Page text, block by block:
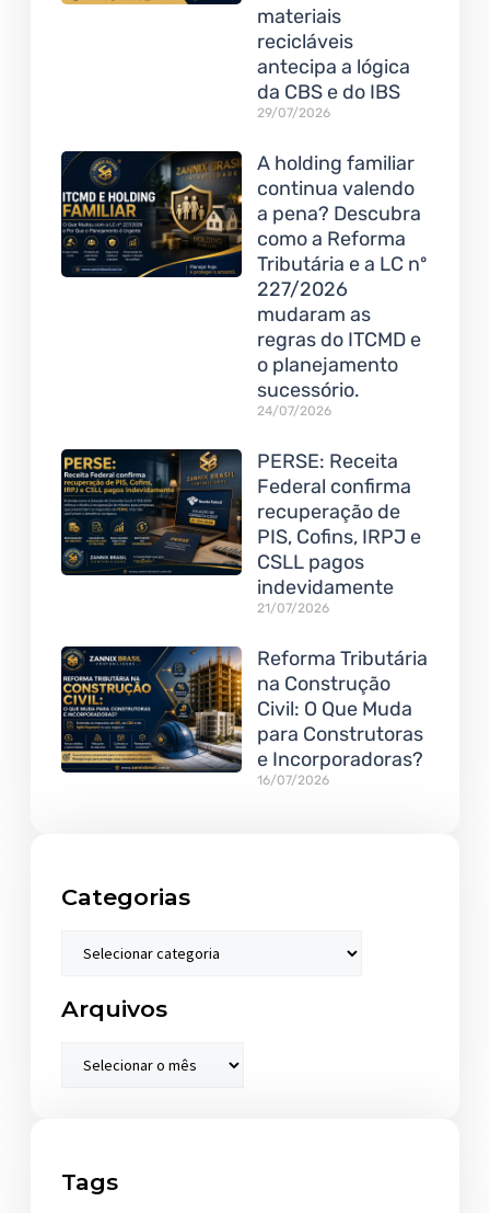
materiais
recicláveis
antecipa a lógica
da CBS e do IBS
29/07/2026
A holding familiar
continua valendo
a pena? Descubra
como a Reforma
Tributária e a LC nº
227/2026
mudaram as
regras do ITCMD e
o planejamento
sucessório.
24/07/2026
PERSE: Receita
Federal confirma
recuperação de
PIS, Cofins, IRPJ e
CSLL pagos
indevidamente
21/07/2026
Reforma Tributária
na Construção
Civil: O Que Muda
para Construtoras
e Incorporadoras?
16/07/2026
Categorias
Arquivos
Tags